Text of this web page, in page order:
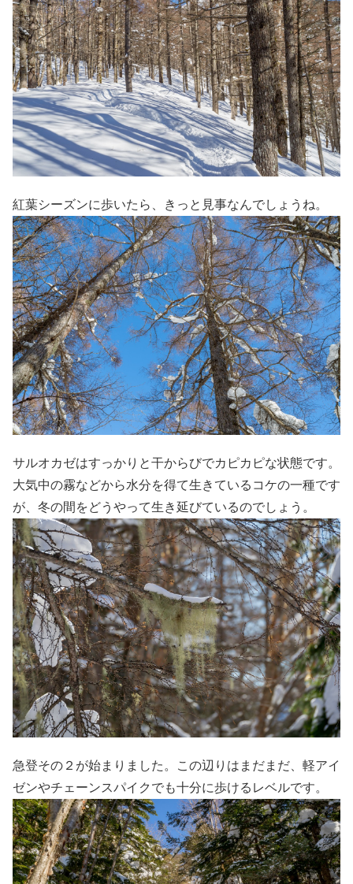
紅葉シーズンに歩いたら、きっと見事なんでしょうね。
サルオカゼはすっかりと干からびでカピカピな状態です。
大気中の霧などから水分を得て生きているコケの一種です
が、冬の間をどうやって生き延びているのでしょう。
急登その２が始まりました。この辺りはまだまだ、軽アイ
ゼンやチェーンスパイクでも十分に歩けるレベルです。